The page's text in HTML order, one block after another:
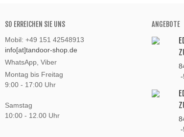
SO ERREICHEN SIE UNS
Mobil: +49 151 42548913
info[at]tandoor-shop.de
WhatsApp, Viber
Montag bis Freitag
9:00 - 17:00 Uhr
Samstag
10:00 - 12.00 Uhr
ANGEBOTE